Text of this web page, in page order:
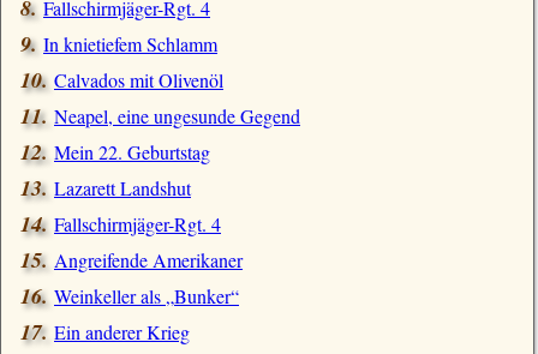
Fallschirmjäger-Rgt. 4
In knietiefem Schlamm
Calvados mit Olivenöl
Neapel, eine ungesunde Gegend
Mein 22. Geburtstag
Lazarett Landshut
Fallschirmjäger-Rgt. 4
Angreifende Amerikaner
Weinkeller als Bunker
Ein anderer Krieg